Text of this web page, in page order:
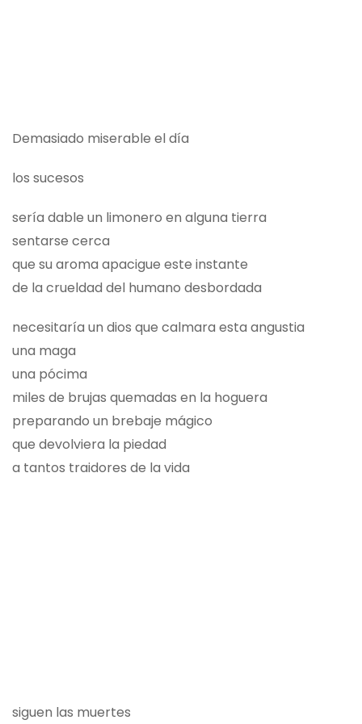
Demasiado miserable el día
los sucesos
sería dable un limonero en alguna tierra
sentarse cerca
que su aroma apacigue este instante
de la crueldad del humano desbordada
necesitaría un dios que calmara esta angustia
una maga
una pócima
miles de brujas quemadas en la hoguera
preparando un brebaje mágico
que devolviera la piedad
a tantos traidores de la vida
siguen las muertes